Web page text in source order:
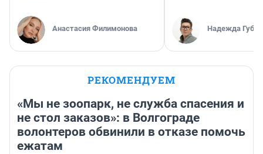
Анастасия Филимонова Надежда
РЕКОМЕНДУЕМ
«Мы не зоопарк, не служба спасения и
не стол заказов»: в Волгограде
волонтеров обвинили в отказе помочь
ежатам